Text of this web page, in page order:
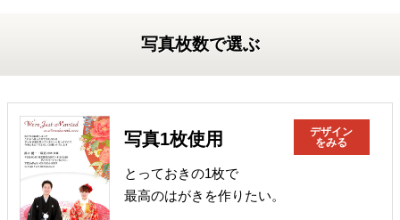
写真枚数で選ぶ
写真1枚使用
デザイン
をみる
とっておきの1枚で
最高のはがきを作りたい。